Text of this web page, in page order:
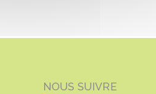
NOUS SUIVRE